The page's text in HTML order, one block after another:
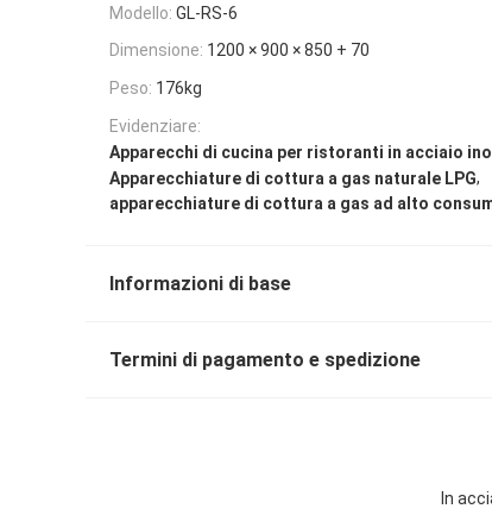
Modello: GL-RS-6
Dimensione: 1200 × 900 × 850 + 70
Peso: 176kg
Evidenziare:
Apparecchi di cucina per ristoranti in acciaio
Apparecchiature di cottura a gas naturale LPG,
apparecchiature di cottura a gas ad alto
Informazioni di base
Termini di pagamento e spedizione
In